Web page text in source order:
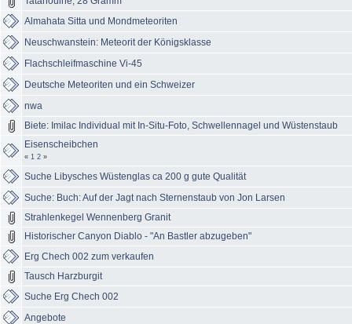
Almahata Sitta und Mondmeteoriten
Neuschwanstein: Meteorit der Königsklasse
Flachschleifmaschine Vi-45
Deutsche Meteoriten und ein Schweizer
nwa
Biete: Imilac Individual mit In-Situ-Foto, Schwellennagel und Wüstenstaub
Eisenscheibchen
« 1 2 »
Suche Libysches Wüstenglas ca 200 g gute Qualität
Suche: Buch: Auf der Jagt nach Sternenstaub von Jon Larsen
Strahlenkegel Wennenberg Granit
Historischer Canyon Diablo - "An Bastler abzugeben"
Erg Chech 002 zum verkaufen
Tausch Harzburgit
Suche Erg Chech 002
Angebote